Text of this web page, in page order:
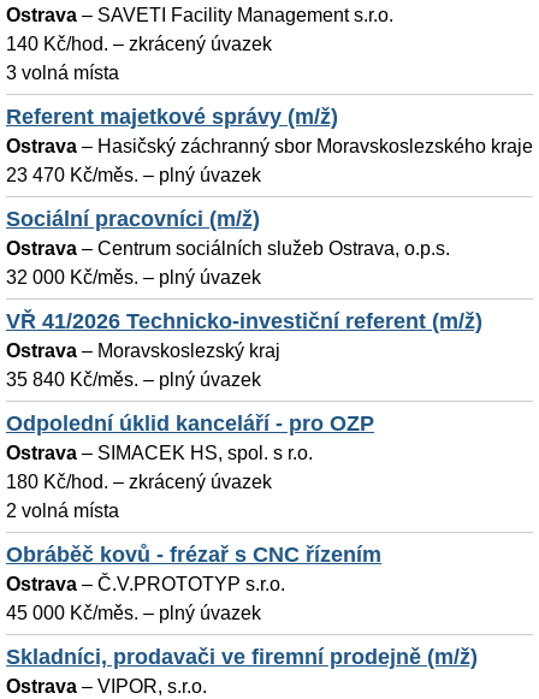
Ostrava – SAVETI Facility Management s.r.o.
140 Kč/hod. – zkrácený úvazek
3 volná místa
Referent majetkové správy (m/ž)
Ostrava – Hasičský záchranný sbor Moravskoslezského kraje
23 470 Kč/měs. – plný úvazek
Sociální pracovníci (m/ž)
Ostrava – Centrum sociálních služeb Ostrava, o.p.s.
32 000 Kč/měs. – plný úvazek
VŘ 41/2026 Technicko-investiční referent (m/ž)
Ostrava – Moravskoslezský kraj
35 840 Kč/měs. – plný úvazek
Odpolední úklid kanceláří - pro OZP
Ostrava – SIMACEK HS, spol. s r.o.
180 Kč/hod. – zkrácený úvazek
2 volná místa
Obráběč kovů - frézař s CNC řízením
Ostrava – Č.V.PROTOTYP s.r.o.
45 000 Kč/měs. – plný úvazek
Skladníci, prodavači ve firemní prodejně (m/ž)
Ostrava – VIPOR, s.r.o.